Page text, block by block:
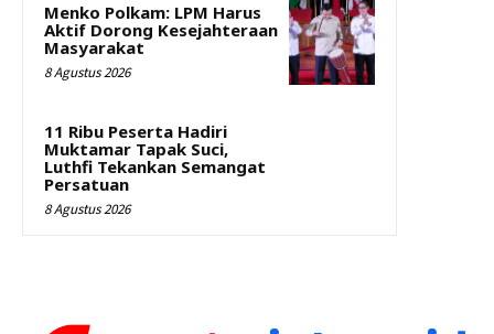
Menko Polkam: LPM Harus
Aktif Dorong Kesejahteraan
Masyarakat
8 Agustus 2026
11 Ribu Peserta Hadiri
Muktamar Tapak Suci,
Luthfi Tekankan Semangat
Persatuan
8 Agustus 2026